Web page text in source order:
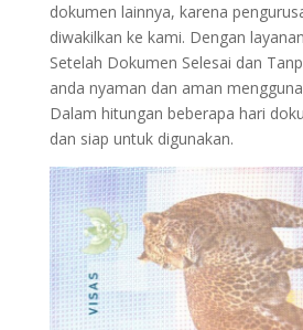
dokumen lainnya, karena
diwakilkan ke kami. Dengan
Setelah Dokumen Selesai dan
anda nyaman dan aman
Dalam hitungan beberapa hari
dan siap untuk digunakan.